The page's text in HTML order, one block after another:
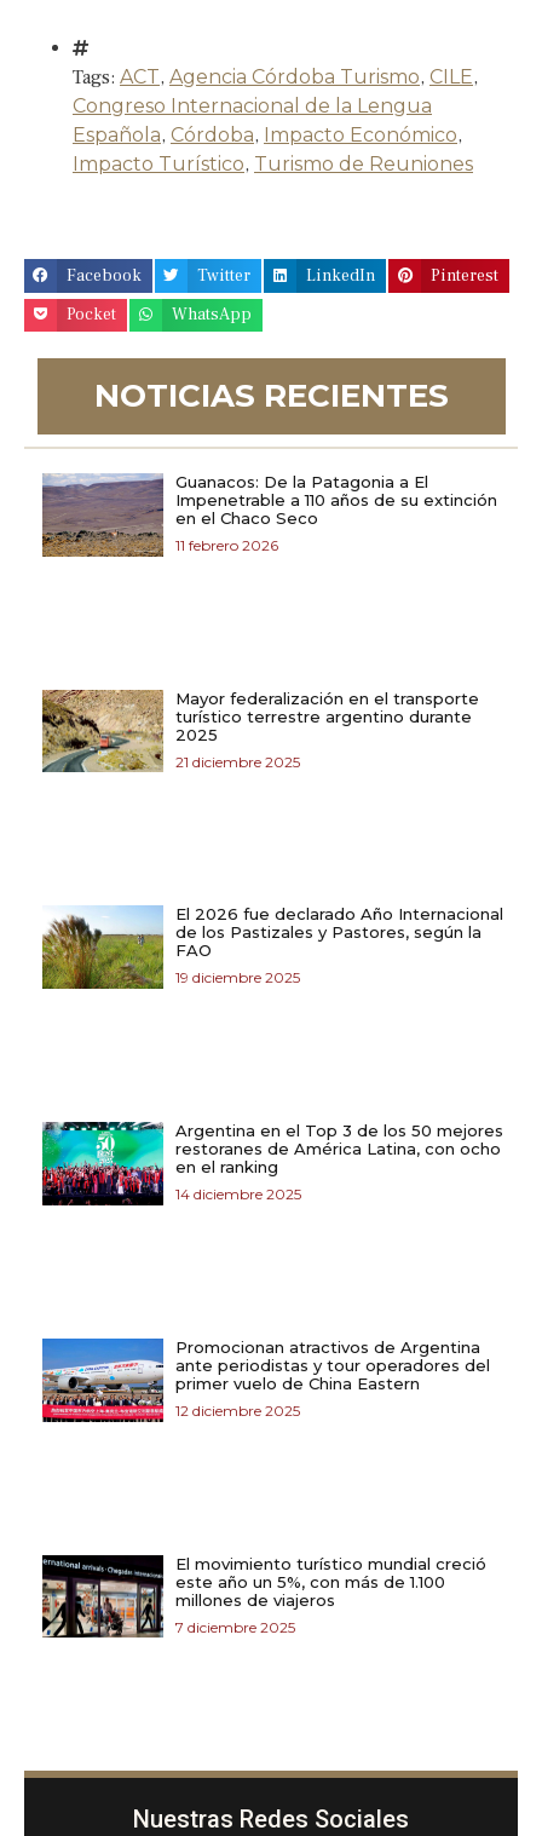
Tags: ACT, Agencia Córdoba Turismo, CILE,
Congreso Internacional de la Lengua
Española, Córdoba, Impacto Económico,
Impacto Turístico, Turismo de Reuniones
Facebook Twitter LinkedIn
Pinterest
Pocket
WhatsApp
NOTICIAS RECIENTES
Guanacos: De la Patagonia a El
Impenetrable a 110 años de su extinción
en el Chaco Seco
11 febrero 2026
Mayor federalización en el transporte
turístico terrestre argentino durante
2025
21 diciembre 2025
El 2026 fue declarado Año Internacional
de los Pastizales y Pastores, según la
FAO
19 diciembre 2025
Argentina en el Top 3 de los 50 mejores
restoranes de América Latina, con ocho
en el ranking
14 diciembre 2025
Promocionan atractivos de Argentina
ante periodistas y tour operadores del
primer vuelo de China Eastern
12 diciembre 2025
El movimiento turístico mundial creció
este año un 5%, con más de 1.100
millones de viajeros
7 diciembre 2025
Nuestras Redes Sociales